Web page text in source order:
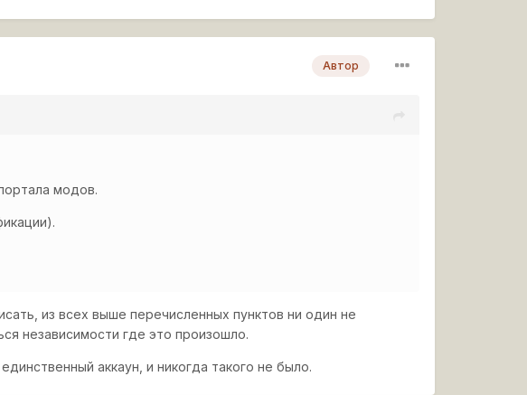
Автор
модов.
из всех выше перечисленных пунктов ни один не
независимости где это произошло.
аккаун, и никогда такого не было.